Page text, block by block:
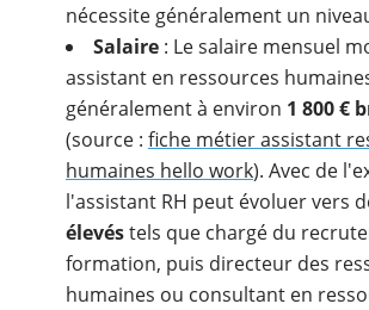
nécessite généralement un
Salaire : Le salaire mensuel
assistant en ressources
généralement à environ 1 800 €
(source : fiche métier assistant
humaines hello work). Avec de
l'assistant RH peut évoluer vers
élevéstels que chargé du
formation, puis directeur des
humaines ou consultant en